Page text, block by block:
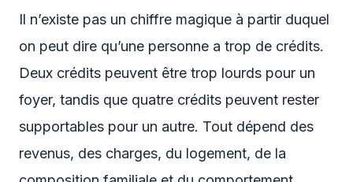
Il n’existe pas un chiffre magique à partir duquel
on peut dire qu’une personne a trop de crédits.
Deux crédits peuvent être trop lourds pour un
foyer, tandis que quatre crédits peuvent rester
supportables pour un autre. Tout dépend des
revenus, des charges, du logement, de la